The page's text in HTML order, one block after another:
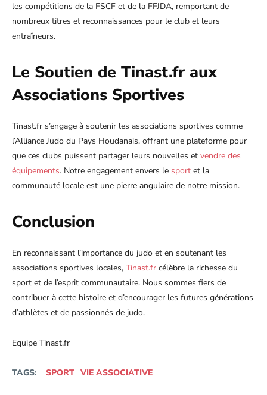
les compétitions de la FSCF et de la FFJDA, remportant de
nombreux titres et reconnaissances pour le club et leurs
entraîneurs.
Le Soutien de Tinast.fr aux
Associations Sportives
Tinast.fr s’engage à soutenir les associations sportives comme
l’Alliance Judo du Pays Houdanais, offrant une plateforme pour
que ces clubs puissent partager leurs nouvelles et vendre des
équipements. Notre engagement envers le sport et la
communauté locale est une pierre angulaire de notre mission.
Conclusion
En reconnaissant l’importance du judo et en soutenant les
associations sportives locales, Tinast.fr célèbre la richesse du
sport et de l’esprit communautaire. Nous sommes fiers de
contribuer à cette histoire et d’encourager les futures générations
d’athlètes et de passionnés de judo.
Equipe Tinast.fr
TAGS: SPORT VIE ASSOCIATIVE